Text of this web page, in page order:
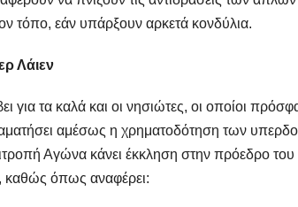
τόπο, εάν υπάρξουν αρκετά κονδύλια.
Λάιεν
για τα καλά και οι νησιώτες, οι οποίοι
αμέσως η χρηματοδότηση των
Αγώνα κάνει έκκληση στην πρόεδρο
καθώς όπως αναφέρει: